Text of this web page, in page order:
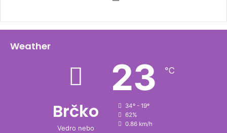
Weather
Brčko
Vedro nebo
23 ℃
34º - 19º
62%
0.86 km/h